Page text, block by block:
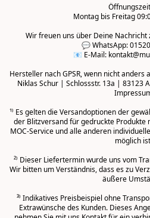
Montag bis Freitag
Wir freuen uns über Deine Nachricht
💬 WhatsApp:
📧 E-Mail:
Hersteller nach GPSR, wenn nicht anders
Niklas Schur | Schlossstr. 13a | 83123
¹⁾ Es gelten die Versandoptionen der
der Blitzversand für gedruckte Produkte
MOC-Service und alle anderen
möglich
²⁾ Dieser Liefertermin wurde uns vom
Wir bitten um Verständnis, dass es zu
äußere
³⁾ Indikatives Preisbeispiel ohne
Extrawünsche des Kunden. Dieses